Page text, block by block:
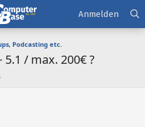
Anmelden
Podcasting etc.
5.1 / max. 200€ ?